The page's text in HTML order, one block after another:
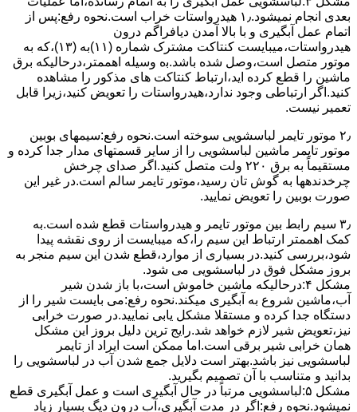
ﺑﻌﺪی اﻧﺠﺎم نمیشود.۱٫ ﻫﯿﺪرواﺳﺘﺎت ﺧﺮاب اﺳﺖ.نحوه رﻓﻊ:ﭘﺲ از
اﺗﻤﺎم عمل آﺑﮕﯿﺮی و ﺑﺎ ﺑﺎﻻ آﻣﺪن دﯾﺎﻓﺮاﮔﻢ درون
ﻫﯿﺪرواﺳﺘﺎت،میبایست ﮐﻨﺘﺎﮐﺖ ﻣﺸﺘﺮک شماره (۱۱)به (۱۳)،ﮐﻪ ﺑﻪ
ﻣﻮﺗﻮر ﻣﺘﺼﻞ اﺳﺖ،وﺻﻞ ﺷﺪه ﺑﺎﺷﺪ.ﺑه وسیله اهممتر،درحالیکه ﺑﺮق
ﻣﺎﺷﯿﻦ را ﻗﻄﻊ کرده اید،ارﺗﺒﺎط ﮐﻨﺘﺎﮐﺖ ﻫﺎی ﻣﺬﮐﻮر را ﻣﺸﺎﻫﺪه
کنید.اﮔﺮ ارﺗﺒﺎطی وجود ندارد،ﻫﯿﺪرواﺳﺘﺎت را ﺗﻌﻮﯾﺾ ﮐﻨﯿﺪ،زﯾﺮا قابل
ﺗﻌﻤﯿﺮ نیست.
۲٫ ﻣﻮﺗﻮر ﺗﺎﯾﻤﺮ لباسشویی ﺳﻮﺧﺘﻪ اﺳﺖ.نحوه رﻓﻊ:سیمهای ﺑﻮﺑﯿﻦ
ﻣﻮﺗﻮر ﺗﺎﯾﻤﺮ ماشین لباسشویی را از ﺳﺎﯾﺮ قسمتهای ﻣﺪار ﺟﺪا کرده و
مستقیماً ﺑﻪ برق ۲۲۰ وﻟﺖ ﻣﺘﺼﻞ کنید.اﮔﺮ ﺻﺪای ﭼﺮﺧﺶ
چرخدندهها به گوش تان رﺳﯿﺪ،ﻣﻮﺗﻮر ﺗﺎﯾﻤﺮ ﺳﺎﻟﻢ اﺳﺖ.در ﻏﯿﺮ اﯾﻦ
ﺻﻮرت ﺑﻮﺑﯿﻦ را ﺗﻌﻮﯾﺾ ﻧﻤﺎﯾﯿﺪ.
۳٫ ﺳﯿﻢ راﺑﻂ ﺑﯿﻦ ﻣﻮﺗﻮر ﺗﺎﯾﻤﺮ و ﻫﯿﺪرواﺳﺘﺎت ﻗﻄﻊ ﺷﺪه اﺳﺖ.به
کمک اهممتر ارﺗﺒﺎط اﯾﻦ ﺳﯿﻢ را،ﮐﻪ میبایست از روی ﻧﻘﺸﻪ ﭘﯿﺪا
ﺷﻮد،بررسی ﮐﻨﯿﺪ.در ﺑﺴﯿﺎری از موارد،ﻗﻄﻊ ﺷﺪن اﯾﻦ ﺳﯿﻢ ﻣﻨﺠﺮ ﺑﻪ
ﺑﺮوز مشکل ﻓﻮق در لباسشویی می شود.
مشکل ۴:درحالیکه ﻣﺎﺷﯿﻦ ﺧﺎﻣﻮش اﺳﺖ،ﺑﺎ ﺑﺎز ﺷﺪن ﺷﯿﺮ
آب،ﻣﺎﺷﯿﻦ ﺷﺮوع ﺑﻪ آﺑﮕﯿﺮی میکند.نحوه رﻓﻊ:می بایست ﺷﯿﺮ را از
دستگاه جدا کرده و مستقلا مشکل یابی نمایید.در صورت خرابی
نیز،تعویض شیر لازم خواهد شد.رایج ترین دلیل بروز این مشکل
همان خرابی شیر برقی است.اما ممکن است ایراد از تایمر
لباسشویی نیز باشد.بهتر است دلایل جمع شدن آب در لباسشویی را
بدانید و متناسب با آن تصمیم بگیرید.
مشکل ۵:لباسشویی مرتباً در ﺣﺎل آﺑﮕﯿﺮی اﺳﺖ و ﻋﻤﻞ آﺑﮕﯿﺮی ﻗﻄﻊ
نمیشود.نحوه رﻓﻊ:اﮔﺮ در ﻣﺪت آﺑﮕﯿﺮی،آب درون دﯾﮓ ﺑﺴﯿﺎر زﯾﺎد